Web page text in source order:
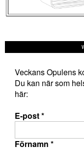
Veckans Opulens
Du kan när som
här:
E-post*
Förnamn *